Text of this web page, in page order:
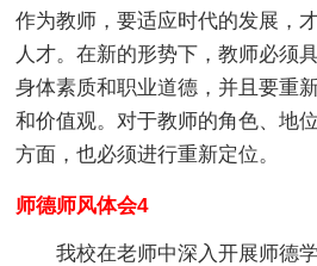
作为教师，要适应时代的发展，
人才。在新的形势下，教师必须
身体素质和职业道德，并且要重
和价值观。对于教师的角色、地
方面，也必须进行重新定位。
师德师风体会4
我校在老师中深入开展师德学